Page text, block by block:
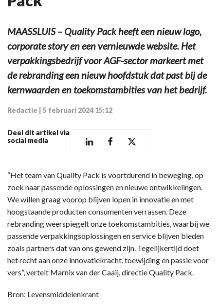
MAASSLUIS – Quality Pack heeft een nieuw logo,
corporate story en een vernieuwde website. Het
verpakkingsbedrijf voor AGF-sector markeert met
de rebranding een nieuw hoofdstuk dat past bij de
kernwaarden en toekomstambities van het bedrijf.
Redactie 5 februari 2024 15:12
Deel dit artikel via
social media
“Het team van Quality Pack is voortdurend in beweging, op
zoek naar passende oplossingen en nieuwe ontwikkelingen.
We willen graag voorop blijven lopen in innovatie en met
hoogstaande producten consumenten verrassen. Deze
rebranding weerspiegelt onze toekomstambities, waarbij we
passende verpakkingsoplossingen en service blijven bieden
zoals partners dat van ons gewend zijn. Tegelijkertijd doet
het recht aan onze innovatiekracht, toewijding en passie voor
vers”, vertelt Marnix van der Caaij, directie Quality Pack.
Bron: Levensmiddelenkrant